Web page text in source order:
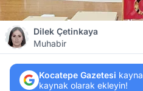
Dilek Çetinkaya
Muhabir
Kocatepe Gazetesi
kaynak olarak ekleyin!